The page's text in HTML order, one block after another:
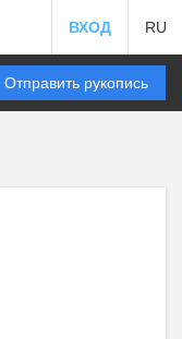
ВХОД RU
Отправить рукопись